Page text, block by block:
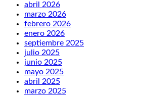
abril 2026
marzo 2026
febrero 2026
enero 2026
septiembre 2025
julio 2025
junio 2025
mayo 2025
abril 2025
marzo 2025